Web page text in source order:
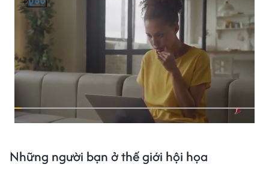
Những người bạn ở thế giới hội họa